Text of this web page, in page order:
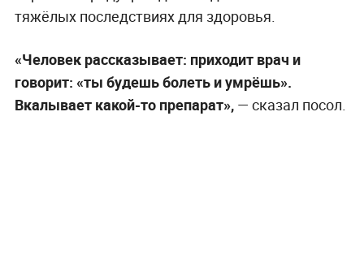
тяжёлых последствиях для здоровья.
«Человек рассказывает: приходит врач и
говорит: «ты будешь болеть и умрёшь».
Вкалывает какой-то препарат»,— сказал посол.